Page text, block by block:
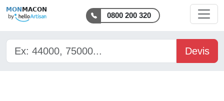
MON MACON
0800 200 320
Devis